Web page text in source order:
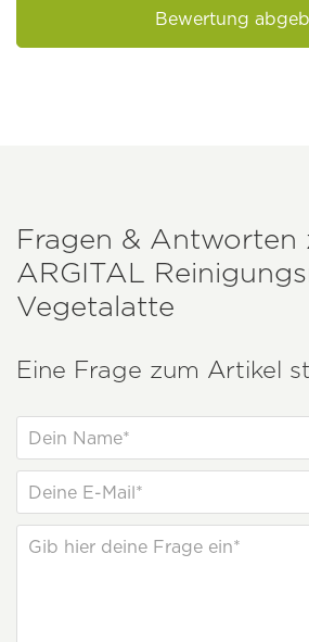
Bewertung
Fragen & Antworten
ARGITAL
Vegetalatte
Eine Frage zum Artikel